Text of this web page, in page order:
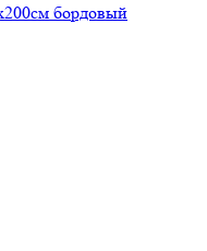
бордовый